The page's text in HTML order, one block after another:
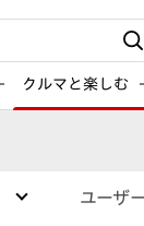
クルマと楽しむ
ユーザ